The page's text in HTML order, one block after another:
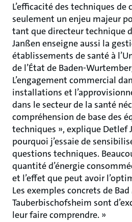
L’efficacité des techniques de
seulement un enjeu majeur
tant que directeur technique
Janßen enseigne aussi la
établissements de santé à
de l’État de Baden-
L’engagement commercial
installations et
dans le secteur de la santé
compréhension de base des
techniques », explique Detlef
pourquoi j’essaie de
questions techniques.
quantité d’énergie
et l’effet que peut avoir
Les exemples concrets de
Tauberbischofsheim sont
leur faire comprendre. »